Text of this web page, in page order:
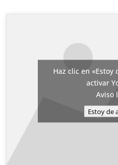
Haz clic en «Estoy
activar
Aviso
Estoy de